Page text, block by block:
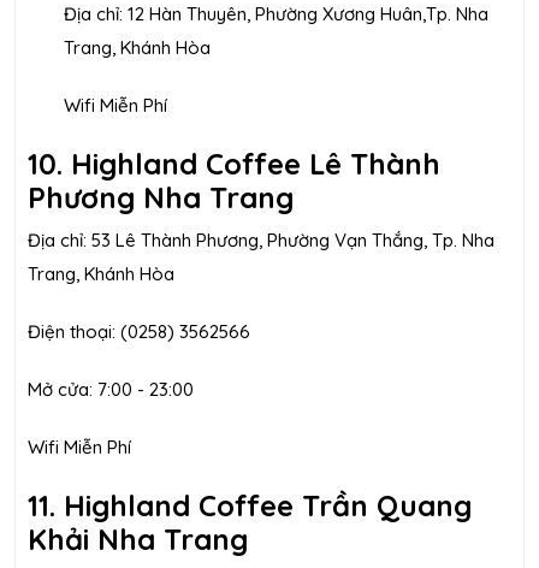
Địa chỉ: 12 Hàn Thuyên, Phường Xương Huân,Tp. Nha
Trang, Khánh Hòa
Wifi Miễn Phí
10. Highland Coffee Lê Thành
Phương Nha Trang
Địa chỉ: 53 Lê Thành Phương, Phường Vạn Thắng, Tp. Nha
Trang, Khánh Hòa
Điện thoại: (0258) 3562566
Mở cửa: 7:00 - 23:00
Wifi Miễn Phí
11. Highland Coffee Trần Quang
Khải Nha Trang